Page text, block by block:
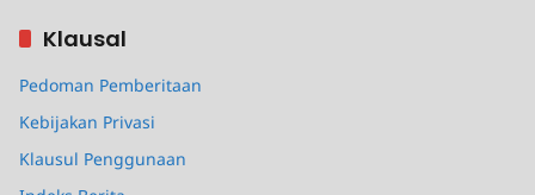
Klausal
Pedoman Pemberitaan
Kebijakan Privasi
Klausul Penggunaan